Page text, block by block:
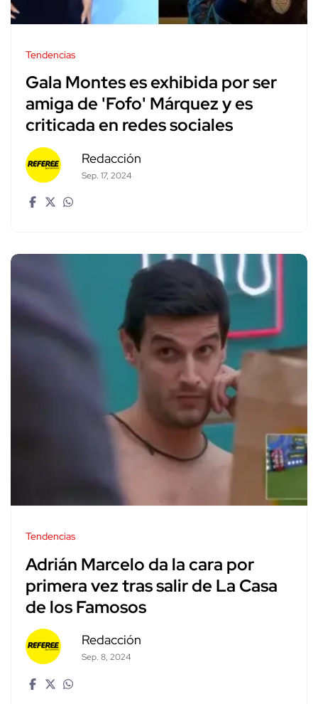
Tendencias
Gala Montes es exhibida por ser
amiga de 'Fofo' Márquez y es
criticada en redes sociales
Redacción
Sep. 17, 2024
Tendencias
Adrián Marcelo da la cara por
primera vez tras salir de La Casa
de los Famosos
Redacción
Sep. 8, 2024